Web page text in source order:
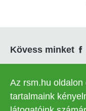
Social
Kövess minket
© 2026 RSM
Az rsm.hu
tartalmaink